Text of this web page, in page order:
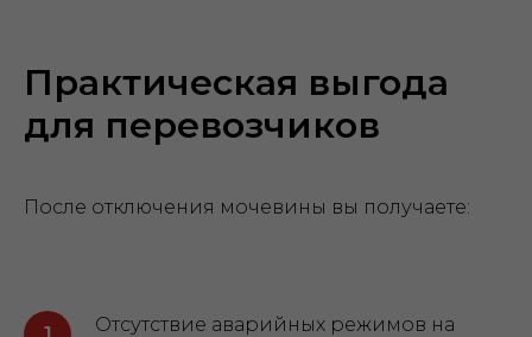
Практическая выгода
для перевозчиков
После отключения мочевины вы получаете:
Отсутствие аварийных режимов на